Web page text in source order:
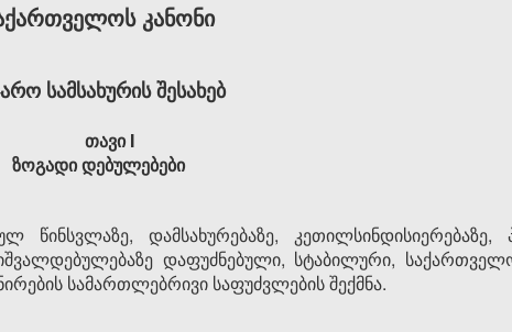
კანონი
სამსახურის შესახებ
თავი I
ზოგადი დებულებები
წინსვლაზე, დამსახურებაზე, კეთილსინდისიერებაზე,
დაფუძნებული, სტაბილური,
სამართლებრივი საფუძვლების შექმნა.